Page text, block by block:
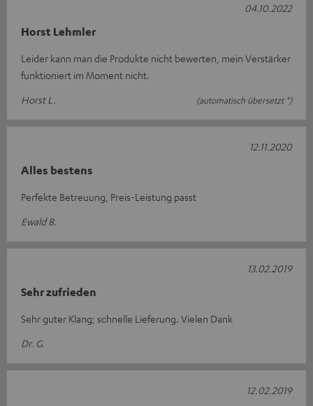
Horst Lehmler
Leider kann man die Produkte nicht bewerten, mein Verstärker
funktioniert im Moment nicht.
Horst L.
(automatisch übersetzt *)
04.10.2022
Alles bestens
Perfekte Betreuung, Preis-Leistung passt
Ewald B.
12.11.2020
Sehr zufrieden
Sehr guter Klang; schnelle Lieferung. Vielen Dank
Dr. G.
13.02.2019
12.02.2019